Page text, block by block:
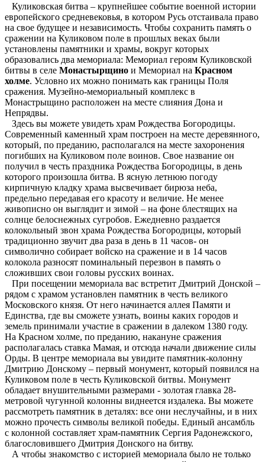
Куликовская битва – крупнейшее событие военной истории
европейского средневековья, в котором Русь отстаивала право
на свое будущее и независимость. Чтобы сохранить память о
сражении на Куликовом поле в прошлых веках были
установлены памятники и храмы, вокруг которых
образовались два мемориала: Мемориал героям Куликовской
битвы в селе Монастырщино и Мемориал на Красном
холме. Условно их можно понимать как границы Поля
сражения. Музейно-мемориальный комплекс в
Монастрыщино расположен на месте слияния Дона и
Непрядвы.
Здесь вы можете увидеть храм Рождества Богородицы.
Современный каменный храм построен на месте деревянного,
который, по преданию, располагался на месте захоронения
погибших на Куликовом поле воинов. Свое название он
получил в честь праздника Рождества Богородицы, в день
которого произошла битва. В ясную летнюю погоду
кирпичную кладку храма высвечивает бирюза неба,
предельно передавая его красоту и величие. Не менее
живописно он выглядит и зимой – на фоне блестящих на
солнце белоснежных сугробов. Ежедневно раздается
колокольный звон храма Рождества Богородицы, который
традиционно звучит два раза в день в 11 часов- он
символично собирает войско на сражение и в 14 часов
колокола разносят поминальный перезвон в память о
сложивших свои головы русских воинах.
При посещении мемориала вас встретит Дмитрий Донской –
рядом с храмом установлен памятник в честь великого
Московского князя. От него начинается аллея Памяти и
Единства, где вы сможете узнать, воины каких городов и
земель принимали участие в сражении в далеком 1380 году.
На Красном холме, по преданию, накануне сражения
располагалась ставка Мамая, и отсюда начали движение силы
Орды. В центре мемориала вы увидите памятник-колонну
Дмитрию Донскому – первый монумент, который появился на
Куликовом поле в честь Куликовской битвы. Монумент
обладает внушительными размерами - золотая главка 28-
метровой чугунной колонны виднеется издалека. Вы можете
рассмотреть памятник в деталях: все они неслучайны, и в них
можно прочесть символы великой победы. Единый ансамбль
с колонной составляет храм-памятник Сергия Радонежского,
благословившего Дмитрия Донского на битву.
А чтобы знакомство с историей мемориала было не только